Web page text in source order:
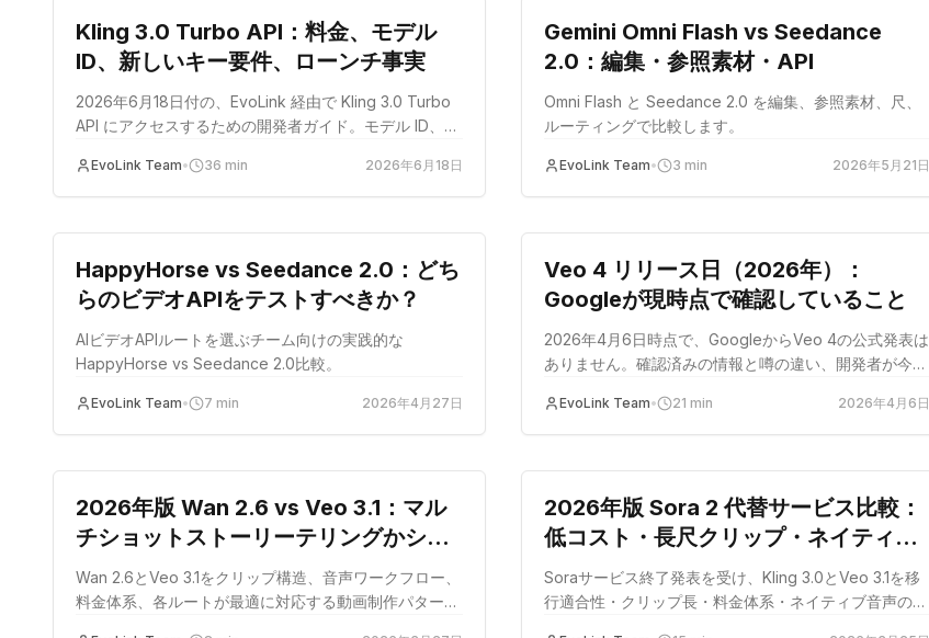
Kling 3.0 Turbo API：料金、モデル
ID、新しいキー要件、ローンチ事実
2026年6月18日付の、EvoLink 経由で Kling 3.0 Turbo
API にアクセスするための開発者ガイド。モデル ID、公
実、キー要件を含みます。
EvoLink Team• 36 min 2026年6月18日
Gemini Omni Flash vs Seedance
2.0：編集・参照素材・API
Omni Flash と Seedance 2.0 を編集、参照素材、尺、
ルーティングで比較します。
EvoLink Team• 3 min 2026年5月21日
比較
HappyHorse vs Seedance 2.0：どち
らのビデオAPIをテストすべきか？
AIビデオAPIルートを選ぶチーム向けの実践的な
HappyHorse vs Seedance 2.0比較。
EvoLink Team• 7 min 2026年4月27日
製品の発売
Veo 4 リリース日（2026年）：
Googleが現時点で確認していること
2026年4月6日時点で、GoogleからVeo 4の公式発表は
ありません。確認済みの情報と噂の違い、開発者が今
EvoLink Team• 21 min 2026年4月6日
比較
2026年版 Wan 2.6 vs Veo 3.1：マル
チショットストーリーテリングかシー
ン拡張か？
Wan 2.6とVeo 3.1をクリップ構造、音声ワークフロー、
料金体系、各ルートが最適に対応する動画制作パターン
比較
2026年版 Sora 2 代替サービス比較：
低コスト・長尺クリップ・ネイティブ
音声に対応する検証済みの選択肢
Soraサービス終了発表を受け、Kling 3.0とVeo 3.1を移
行適合性・クリップ長・料金体系・ネイティブ音声の観